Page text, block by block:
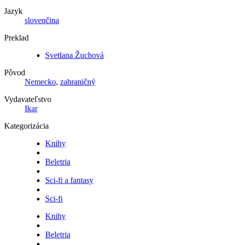
Jazyk
slovenčina
Preklad
Svetlana Žuchová
Pôvod
Nemecko, zahraničný
Vydavateľstvo
Ikar
Kategorizácia
Knihy
Beletria
Sci-fi a fantasy
Sci-fi
Knihy
Beletria